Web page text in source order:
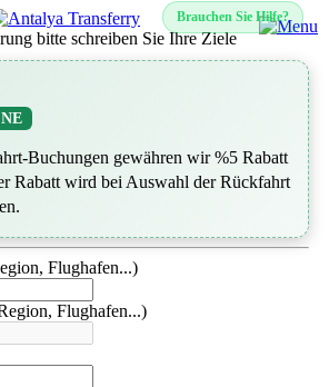
Brauchen Sie Hilfe?
bitte schreiben Sie Ihre Ziele
Buchungen gewähren wir %5 Rabatt
Rabatt wird bei Auswahl der Rückfahrt
Flughafen...)
Flughafen...)